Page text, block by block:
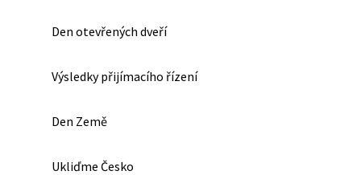
Den otevřených dveří
Výsledky přijímacího řízení
Den Země
Ukliďme Česko